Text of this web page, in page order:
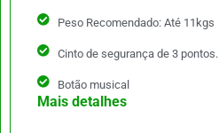
Peso Recomendado: Até 11kgs
Cinto de segurança de 3 pontos.
Botão musical
Mais detalhes